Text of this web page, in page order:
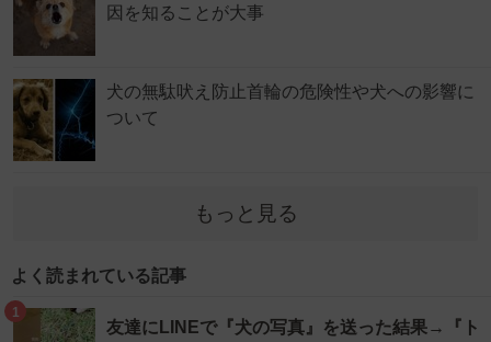
因を知ることが大事
犬の無駄吠え防止首輪の危険性や犬への影響に
ついて
もっと見る
よく読まれている記事
1
友達にLINEで『犬の写真』を送った結果→『ト